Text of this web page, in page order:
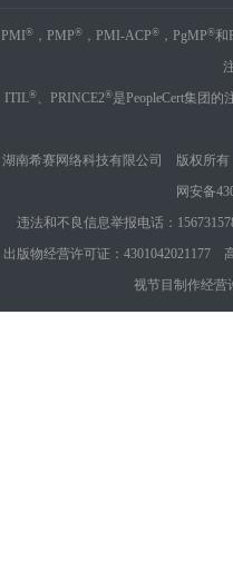
PMI ®，PMP®，PMI-ACP®，PgMP®和
ITIL®、PRINCE2®是PeopleCert集团的
湖南希赛网络科技有限公司 版权所
网安备
违法和不良信息举报电话：
出版物经营许可证：4301042021177
视节目制作经营